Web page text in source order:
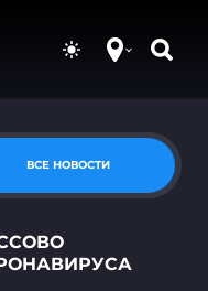
ВСЕ НОВОСТИ